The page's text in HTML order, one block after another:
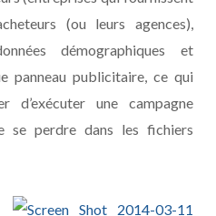
(ou leurs agences),
démographiques et
panneau publicitaire, ce qui
d’exécuter une campagne
se perdre dans les fichiers